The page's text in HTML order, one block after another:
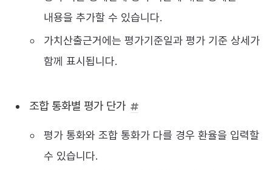
내용을 추가할 수 있습니다.
가치산출근거에는 평가기준일과 평가 기준 상세가
함께 표시됩니다.
조합 통화별 평가 단가
평가 통화와 조합 통화가 다를 경우 환율을 입력할
수 있습니다.